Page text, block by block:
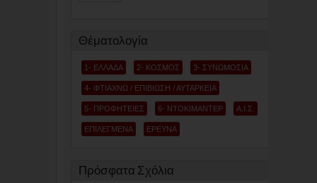
Θέματολογία
1- ΕΛΛΑΔΑ 2- ΚΟΣΜΟΣ 3- ΣΥΝΩΜΟΣΙΑ
4- ΦΤΙΑΧΝΩ / ΕΠΙΒΙΩΣΗ / ΑΥΤΑΡΚΕΙΑ
5- ΠΡΟΦΗΤΕΙΕΣ 6- ΝΤΟΚΙΜΑΝΤΕΡ Α.Ι.Σ.
ΕΠΙΛΕΓΜΕΝΑ ΕΡΕΥΝΑ
Πρόσφατα Σχόλια